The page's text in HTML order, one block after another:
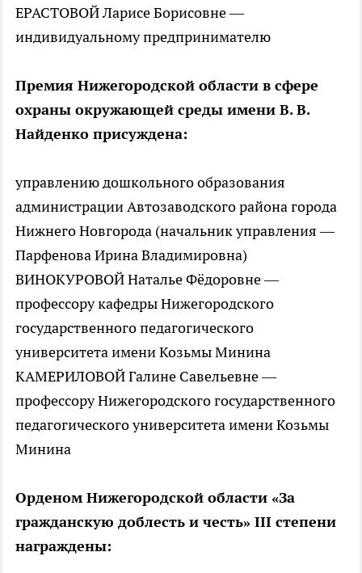
ЕРАСТОВОЙ Ларисе Борисовне —
индивидуальному предпринимателю
Премия Нижегородской области в сфере
охраны окружающей среды имени В. В.
Найденко присуждена:
управлению дошкольного образования
администрации Автозаводского района города
Нижнего Новгорода (начальник управления —
Парфенова Ирина Владимировна)
ВИНОКУРОВОЙ Наталье Фёдоровне —
профессору кафедры Нижегородского
государственного педагогического
университета имени Козьмы Минина
КАМЕРИЛОВОЙ Галине Савельевне —
профессору Нижегородского государственного
педагогического университета имени Козьмы
Минина
Орденом Нижегородской области «За
гражданскую доблесть и честь» III степени
награждены: